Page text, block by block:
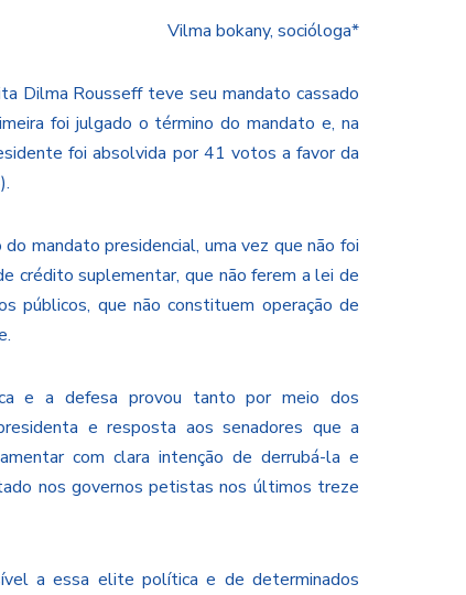
Vilma bokany, socióloga*
Dilma Rousseff teve seu mandato cassado
foi julgado o término do mandato e, na
foi absolvida por 41 votos a favor da
mandato presidencial, uma vez que não foi
crédito suplementar, que não ferem a lei de
públicos, que não constituem operação de
e a defesa provou tanto por meio dos
e resposta aos senadores que a
com clara intenção de derrubá-la e
nos governos petistas nos últimos treze
a essa elite política e de determinados